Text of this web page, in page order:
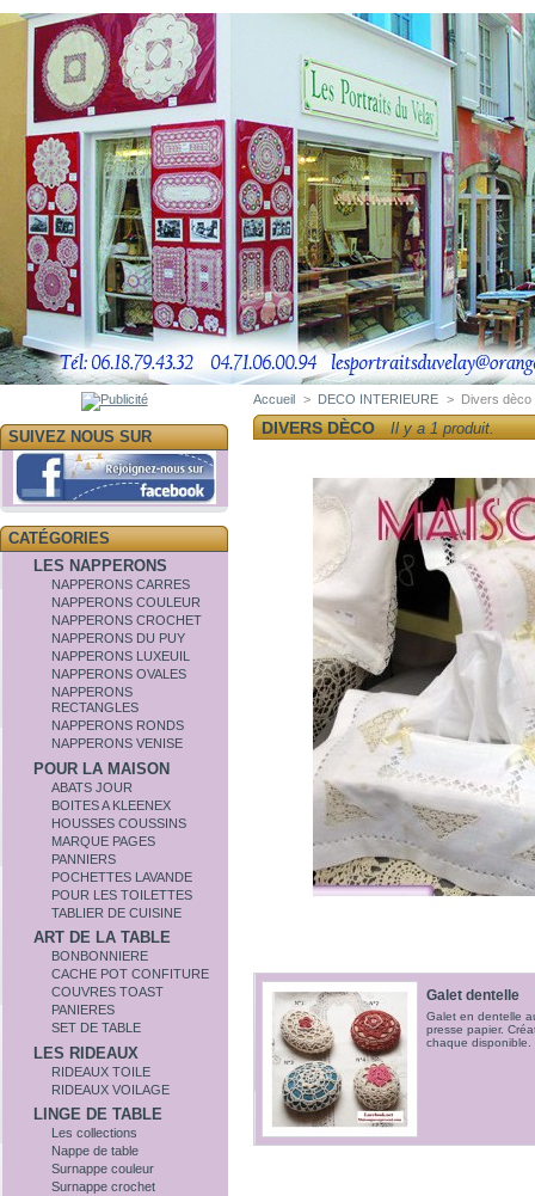
SUIVEZ NOUS SUR
CATÉGORIES
LES NAPPERONS
NAPPERONS CARRES
NAPPERONS COULEUR
NAPPERONS CROCHET
NAPPERONS DU PUY
NAPPERONS LUXEUIL
NAPPERONS OVALES
NAPPERONS
RECTANGLES
NAPPERONS RONDS
NAPPERONS VENISE
POUR LA MAISON
ABATS JOUR
BOITES A KLEENEX
HOUSSES COUSSINS
MARQUE PAGES
PANNIERS
POCHETTES LAVANDE
POUR LES TOILETTES
TABLIER DE CUISINE
ART DE LA TABLE
BONBONNIERE
CACHE POT CONFITURE
COUVRES TOAST
PANIERES
SET DE TABLE
LES RIDEAUX
RIDEAUX TOILE
RIDEAUX VOILAGE
LINGE DE TABLE
Les collections
Nappe de table
Surnappe couleur
Surnappe crochet
Accueil > DECO INTERIEURE > Divers dèco
DIVERS DÈCO Il y a 1 produit.
Galet dentelle
Galet en dentelle
presse papier.
chaque